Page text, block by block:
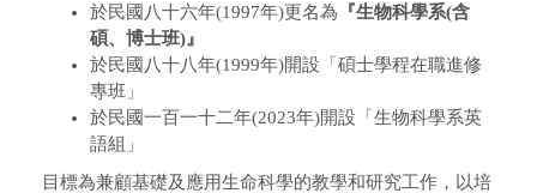
於民國八十六年(1997年)更名為 『生物科學系(含
碩、博士班)』
於民國八十八年(1999年)開設「碩士學程在職進修
專班」
於民國一百一十二年(2023年)開設「生物科學系英
語組」
目標為兼顧基礎及應用生命科學的教學和研究工作，以培